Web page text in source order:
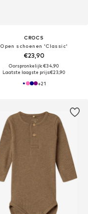
CROCS
Open schoenen 'Classic'
€23,90
Oorspronkelijk: €34,90
Laatste laagste prijs:€23,90
+21